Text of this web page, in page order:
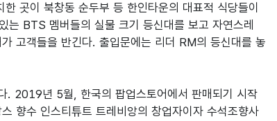
곳이 북창동 순두부 등 한인타운의 대표적 식당들이
는 BTS 멤버들의 실물 크기 등신대를 보고 자연스레
고객들을 반긴다. 출입문에는 리더 RM의 등신대를 놓
. 2019년 5월, 한국의 팝업스토어에서 판매되기 시작
향수 인스티튜트 트레비앙의 창업자이자 수석조향사